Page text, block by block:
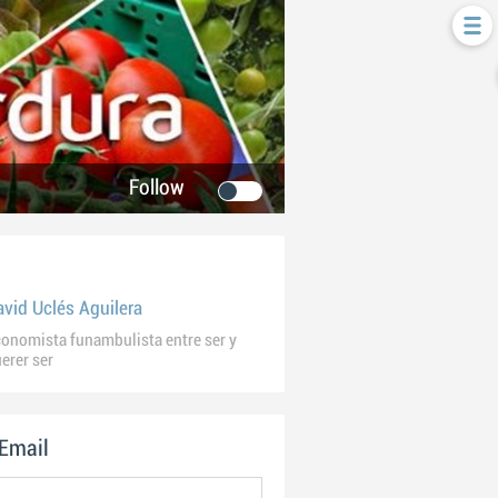
Follow
Uclés Aguilera
funambulista entre ser y
ser